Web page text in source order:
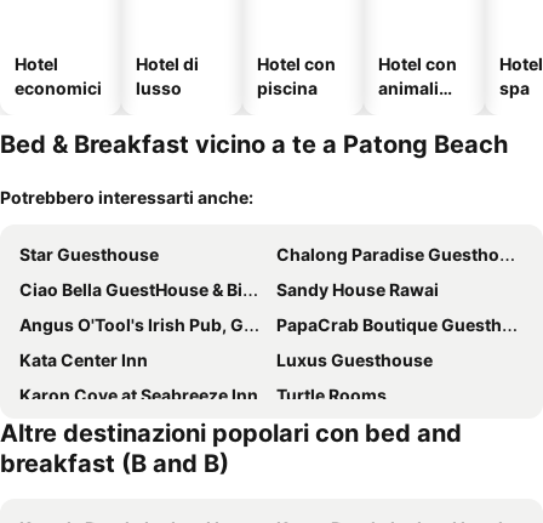
Hotel
economici
Hotel di
lusso
Hotel con
piscina
Hotel con
animali
spa
Bed & Breakfast vicino a te a Patong Beach
Potrebbero interessarti anche:
Star Guesthouse
Chalong Paradise Guesthouse
Ciao Bella GuestHouse & Bistro
Sandy House Rawai
Angus O'Tool's Irish Pub, Guesthouse
PapaCrab Boutique Guesthouse
Kata Center Inn
Luxus Guesthouse
Karon Cove at Seabreeze Inn
Turtle Rooms
Phuket 346
Hill Side Patong
Sino House Patong
Altre destinazioni popolari con bed and
breakfast (B and B)